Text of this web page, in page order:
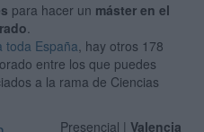
para hacer un máster en el
.
toda España, hay otros 178
entre los que puedes
a la rama de Ciencias
Presencial | Valencia